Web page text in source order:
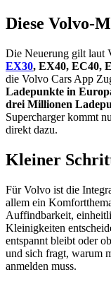
Diese Volvo-
Die Neuerung gilt laut
EX30, EX40, EC40,
die Volvo Cars App
Ladepunkte in
drei Millionen
Supercharger kommt
direkt dazu.
Kleiner
Für Volvo ist die
allem ein
Auffindbarkeit,
Kleinigkeiten
entspannt bleibt oder
und sich fragt, warum
anmelden muss.